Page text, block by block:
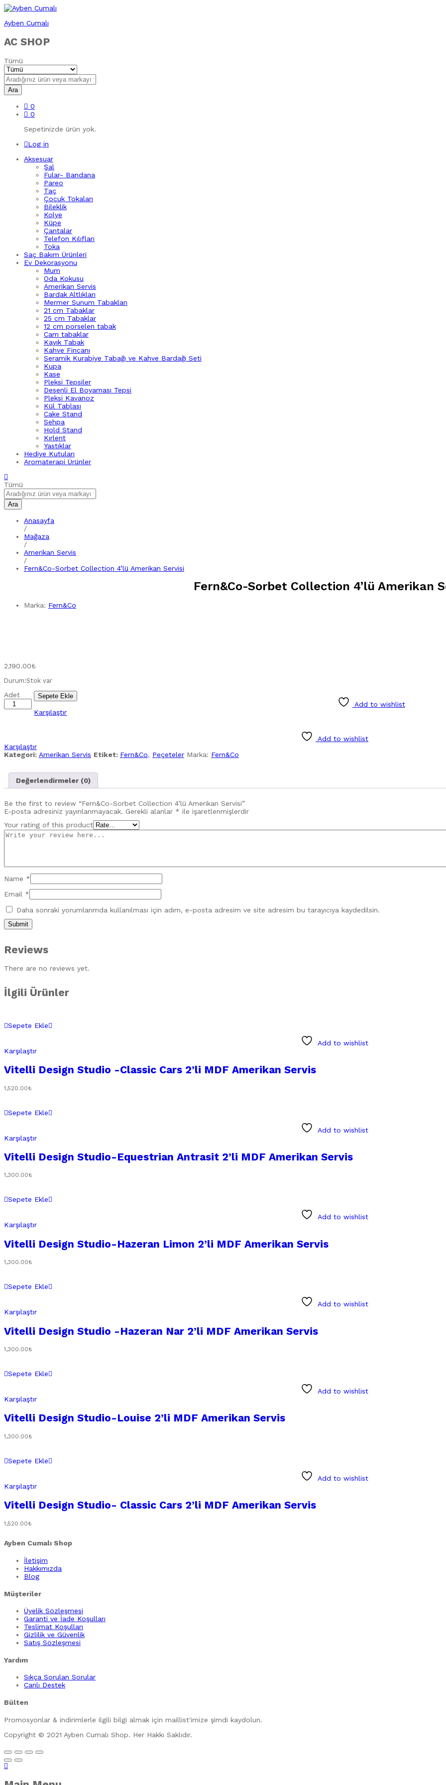
Ayben Cumalı
AC SHOP
Tümü
Ara
0
0
Sepetinizde ürün yok.
Log in
Aksesuar
Şal
Fular- Bandana
Pareo
Taç
Çocuk Tokaları
Bileklik
Kolye
Küpe
Çantalar
Telefon Kılıfları
Toka
Saç Bakım Ürünleri
Ev Dekorasyonu
Mum
Oda Kokusu
Amerikan Servis
Bardak Altlıkları
Mermer Sunum Tabakları
21 cm Tabaklar
25 cm Tabaklar
12 cm porselen tabak
Cam tabaklar
Kayık Tabak
Kahve Fincanı
Seramik Kurabiye Tabağı ve Kahve Bardağı Seti
Kupa
Kase
Pleksi Tepsiler
Desenli El Boyaması Tepsi
Pleksi Kavanoz
Kül Tablası
Cake Stand
Sehpa
Hold Stand
Kırlent
Yastıklar
Hediye Kutuları
Aromaterapi Ürünler
Tümü
Ara
Anasayfa
/
Mağaza
/
Amerikan Servis
/
Fern&Co-Sorbet Collection 4’lü Amerikan Servisi
Fern&Co-Sorbet Collection 4’lü Amerikan
Marka: Fern&Co
2,190.00₺
Durum:Stok var
Fern&Co-
Sorbet
Collection
Adet Sepete Ekle
Add to wishlist
Karşılaştır
Add to wishlist
Karşılaştır
Kategori: Amerikan Servis Etiket: Fern&Co, Peçeteler Marka: Fern&Co
Değerlendirmeler (0)
Be the first to review “Fern&Co-Sorbet Collection 4’lü Amerikan Servisi”
E-posta adresiniz yayınlanmayacak. Gerekli alanlar * ile işaretlenmişlerdir
Your rating of this product
Name *
Email *
Daha sonraki yorumlarımda kullanılması için adım, e-posta adresim ve site adresim bu tarayıcıya kaydedilsin.
Reviews
There are no reviews yet.
İlgili Ürünler
Sepete Ekle
Add to wishlist
Karşılaştır
Vitelli Design Studio -Classic Cars 2’li MDF Amerikan Servis
1,520.00₺
Sepete Ekle
Add to wishlist
Karşılaştır
Vitelli Design Studio-Equestrian Antrasit 2’li MDF Amerikan Servis
1,300.00₺
Sepete Ekle
Add to wishlist
Karşılaştır
Vitelli Design Studio-Hazeran Limon 2’li MDF Amerikan Servis
1,300.00₺
Sepete Ekle
Add to wishlist
Karşılaştır
Vitelli Design Studio -Hazeran Nar 2’li MDF Amerikan Servis
1,300.00₺
Sepete Ekle
Add to wishlist
Karşılaştır
Vitelli Design Studio-Louise 2’li MDF Amerikan Servis
1,300.00₺
Sepete Ekle
Add to wishlist
Karşılaştır
Vitelli Design Studio- Classic Cars 2’li MDF Amerikan Servis
1,520.00₺
Ayben Cumalı Shop
İletişim
Hakkımızda
Blog
Müşteriler
Üyelik Sözleşmesi
Garanti ve İade Koşulları
Teslimat Koşulları
Gizlilik ve Güvenlik
Satış Sözleşmesi
Yardım
Sıkça Sorulan Sorular
Canlı Destek
Bülten
Promosyonlar & indirimlerle ilgili bilgi almak için maillist'imize şimdi kaydolun.
Copyright © 2021 Ayben Cumalı Shop. Her Hakkı Saklıdır.